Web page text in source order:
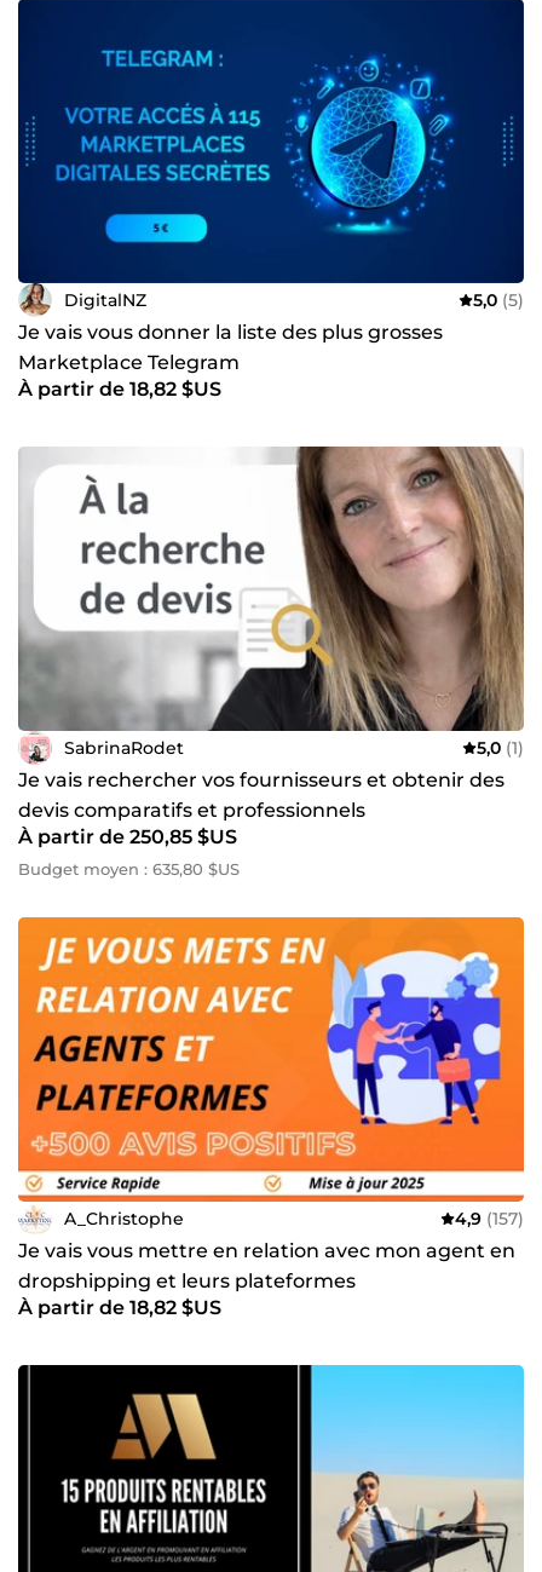
DigitalNZ 5,0 (5)
Je vais vous donner la liste des plus grosses
Marketplace Telegram
À partir de 18,82 $US
SabrinaRodet 5,0 (1)
Je vais rechercher vos fournisseurs et obtenir des
devis comparatifs et professionnels
À partir de 250,85 $US
Budget moyen : 635,80 $US
A_Christophe 4,9 (157)
Je vais vous mettre en relation avec mon agent en
dropshipping et leurs plateformes
À partir de 18,82 $US